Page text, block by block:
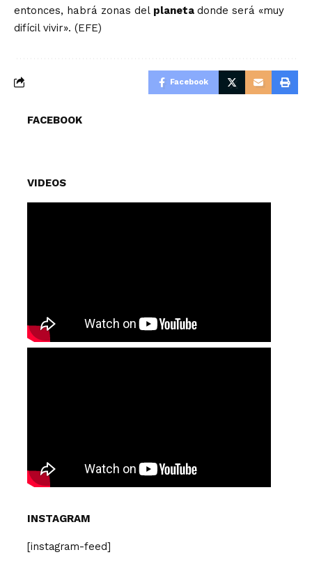
entonces, habrá zonas del planeta donde será «muy
difícil vivir». (EFE)
Facebook
FACEBOOK
VIDEOS
INSTAGRAM
[instagram-feed]